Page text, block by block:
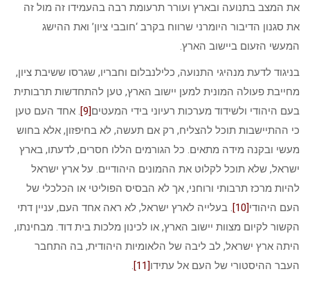
את המצב בתנועה ובארץ ועורר תרעומת רבה בהעמידו זה מול זה
את סגנון הדיבור היומרני שרווח בקרב ‘חובבי ציון’ ואת ההישג
המעשי הזעום ביישוב הארץ.
בניגוד לדעת מנהיגי התנועה, כלילנבלום וחבריו, שגרסו ששיבת ציון,
מחייבת פעולה המונית למען יישוב הארץ, טען להתחדשות תרבותית
בעם היהודי ולשידוד מערכות רעיוני בידי המעטים[9]
. אחד העם טען
כי ההתיישבות תוכל להצליח, רק אם תעשה, לא בחיפזון, אלא בחוש
מעשי ובקנה מידה מתאים. כל הגורמים הללו חסרים, לדעתו, בארץ
ישראל, שלא תוכל לקלוט את ההמונים היהודיים. על ארץ ישראל
להיות מרכז תרבותי ורוחני, אך לא הבסיס הפוליטי או הכלכלי של
העם היהודי[10]
. בעלייה לארץ ישראל, לא ראה אחד העם, עניין דתי
הקשור לקיום מצוות יישוב הארץ, או לכינון מלכות בית דוד. מבחינתו,
היתה ארץ ישראל, לב ליבה של הלאומיות היהודית, בה התחבר
העבר ההיסטורי של העם אל עתידו[11]
.